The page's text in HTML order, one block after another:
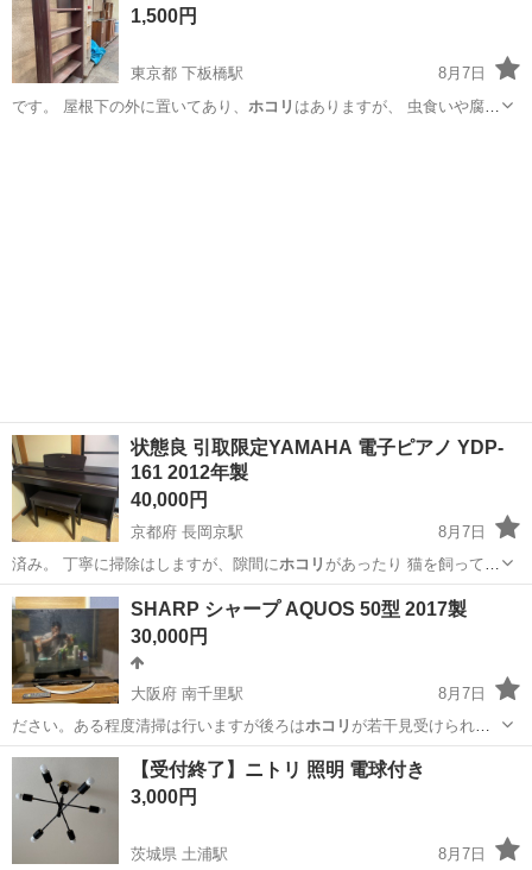
1,500円
東京都 下板橋駅
8月7日
です。 屋根下の外に置いてあり、 ホコリ はありますが、 虫食いや腐り
状態良 引取限定YAMAHA 電子ピアノ YDP-
161 2012年製
40,000円
京都府 長岡京駅
8月7日
済み。 丁寧に掃除はしますが、隙間にホコリ があったり 猫を飼ってい
るので毛が付い…
京都 長岡京市 鍵盤楽器、ピアノ
SHARP シャープ AQUOS 50型 2017製
30,000円
大阪府 南千里駅
8月7日
ださい。ある程度清掃は行いますが後ろはホコリ が若干見受けられま
す。 よろしくおね…
大阪 吹田市 南千里駅 テレビ
【受付終了】ニトリ 照明 電球付き
3,000円
茨城県 土浦駅
8月7日